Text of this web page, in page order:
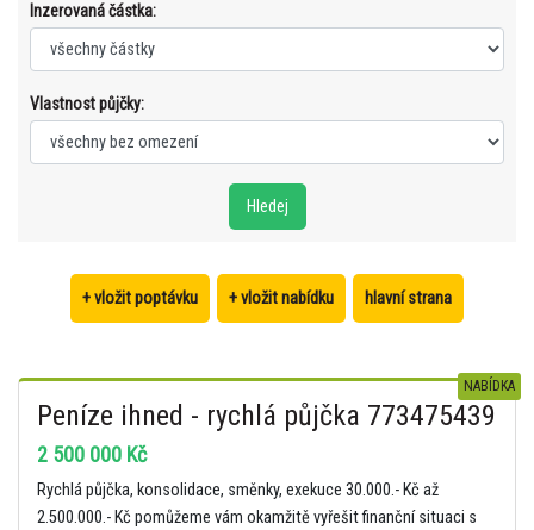
Inzerovaná částka:
Vlastnost půjčky:
+ vložit poptávku + vložit nabídku hlavní strana
NABÍDKA
Peníze ihned - rychlá půjčka 773475439
2 500 000 Kč
Rychlá půjčka, konsolidace, směnky, exekuce 30.000.- Kč až
2.500.000.- Kč pomůžeme vám okamžitě vyřešit finanční situaci s